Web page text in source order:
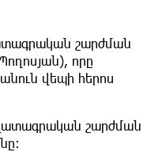
շարժման
որը
վեպի հերոս
շարժման